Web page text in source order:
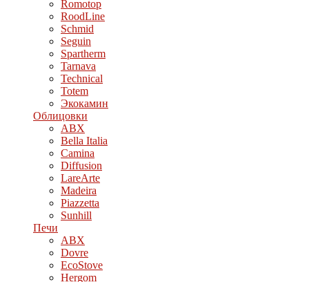
Romotop
RoodLine
Schmid
Seguin
Spartherm
Tarnava
Technical
Totem
Экокамин
Облицовки
ABX
Bella Italia
Camina
Diffusion
LareArte
Madeira
Piazzetta
Sunhill
Печи
ABX
Dovre
EcoStove
Hergom